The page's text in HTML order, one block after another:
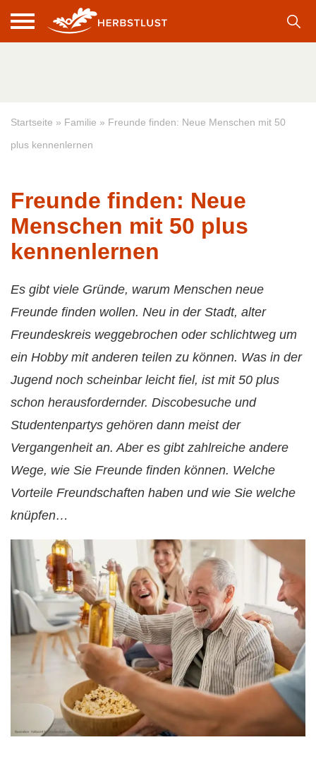
Startseite » Familie » Freunde finden: Neue Menschen mit 50
plus kennenlernen
Freunde finden: Neue
Menschen mit 50 plus
kennenlernen
Es gibt viele Gründe, warum Menschen neue
Freunde finden wollen. Neu in der Stadt, alter
Freundeskreis weggebrochen oder schlichtweg um
ein Hobby mit anderen teilen zu können. Was in der
Jugend noch scheinbar leicht fiel, ist mit 50 plus
schon herausfordernder. Discobesuche und
Studentenpartys gehören dann meist der
Vergangenheit an. Aber es gibt zahlreiche andere
Wege, wie Sie Freunde finden können. Welche
Vorteile Freundschaften haben und wie Sie welche
knüpfen…